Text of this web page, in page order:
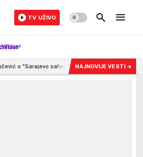
TV UŽIVO
Ako postoji afera, zašto Vučića niste
NAJNOVIJE VESTI →